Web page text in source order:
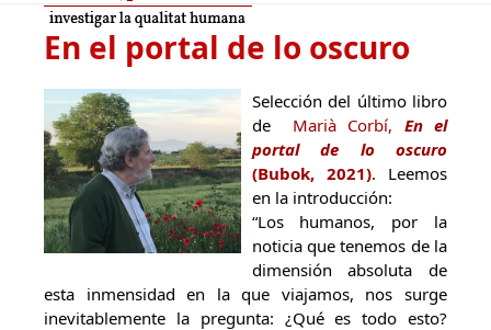
menu
menu
En el portal de lo oscuro
Selección del último libro
de Marià Corbí, En el
portal de lo oscuro
(Bubok, 2021). Leemos
en la introducción:
“Los humanos, por la
noticia que tenemos de la
dimensión absoluta de
esta inmensidad en la que viajamos, nos surge
inevitablemente la pregunta: ¿Qué es todo esto?